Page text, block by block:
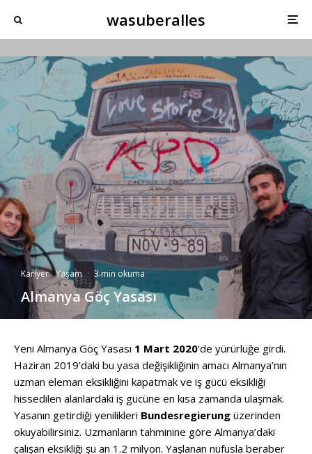
wasuberalles
Kariyer Yaşam · 3 min okuma
Almanya Göç Yasası
Yeni Almanya Göç Yasası 1 Mart 2020‘de yürürlüğe girdi.
Haziran 2019’daki bu yasa değişikliğinin amacı Almanya’nın
uzman eleman eksikliğini kapatmak ve iş gücü eksikliği
hissedilen alanlardaki iş gücüne en kısa zamanda ulaşmak.
Yasanın getirdiği yenilikleri Bundesregierung üzerinden
okuyabilirsiniz. Uzmanların tahminine göre Almanya’daki
çalışan eksikliği şu an 1.2 milyon. Yaşlanan nüfusla beraber